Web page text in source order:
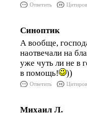
Ответить
Синоптик
А вообще,
наотвечали на
уже чуть ли не в
в помощь!
))
Ответить
Михаил Л.